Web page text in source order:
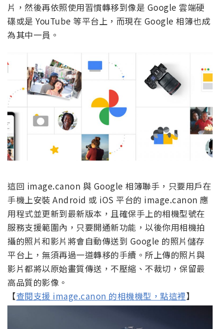
片，然後再依照使用習慣轉移到像是 Google 雲端硬
碟或是 YouTube 等平台上，而現在 Google 相簿也成
為其中一員。
這回 image.canon 與 Google 相簿聯手，只要用戶在
手機上安裝 Android 或 iOS 平台的 image.canon 應
用程式並更新到最新版本，且確保手上的相機型號在
服務支援範圍內，只要開通新功能，以後你用相機拍
攝的照片和影片將會自動傳送到 Google 的照片儲存
平台上，無須再過一道轉移的手續。所上傳的照片與
影片都將以原始畫質傳送，不壓縮、不裁切，保留最
高品質的影像。
【查閱支援 image.canon 的相機機型，點這裡】